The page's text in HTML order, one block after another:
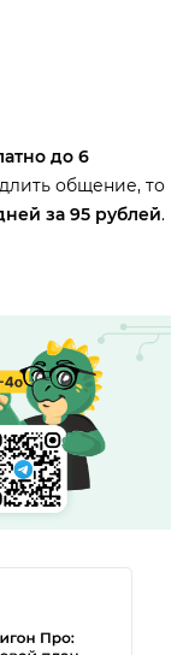
до 6
общение, то
за 95 рублей.